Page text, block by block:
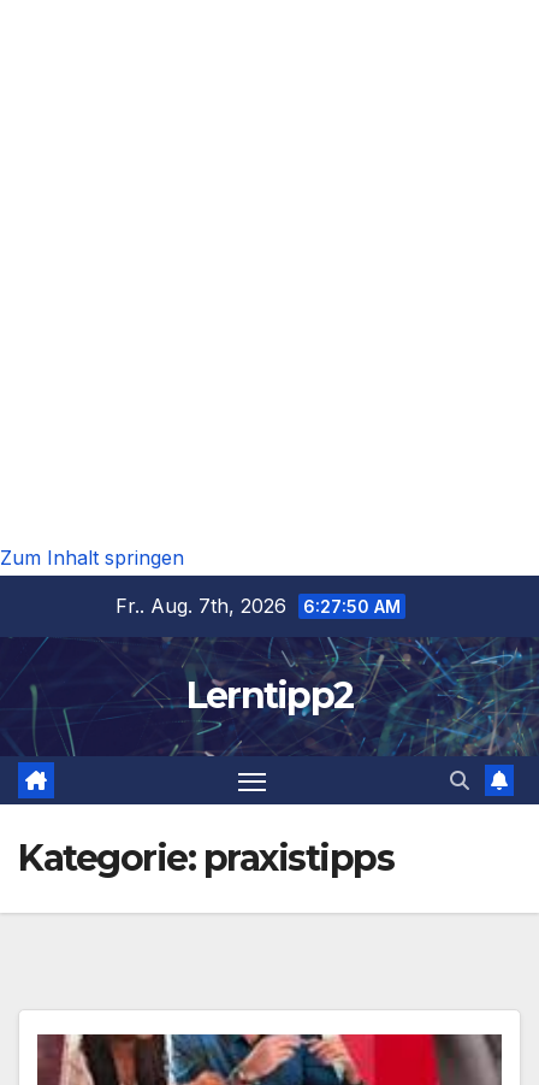
Zum Inhalt springen
Fr.. Aug. 7th, 2026
6:27:50 AM
Lerntipp2
Kategorie: praxistipps